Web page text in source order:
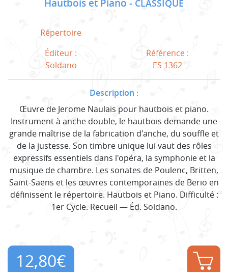
Hautbois et Piano CLASSIQUE
Répertoire
Éditeur :
Soldano
Référence :
ES 1362
Description :
Œuvre de Jerome Naulais pour hautbois et piano.
Instrument à anche double, le hautbois demande une
grande maîtrise de la fabrication d'anche, du souffle et
de la justesse. Son timbre unique lui vaut des rôles
expressifs essentiels dans l'opéra, la symphonie et la
musique de chambre. Les sonates de Poulenc, Britten,
Saint-Saëns et les œuvres contemporaines de Berio en
définissent le répertoire. Hautbois et Piano. Difficulté :
1er Cycle. Recueil — Éd. Soldano.
12,80€